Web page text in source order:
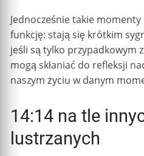
Jednocześnie takie
funkcję: stają się krótkim
jeśli są tylko przypadkowym
mogą skłaniać do refleksji
naszym życiu w danym
14:14 na tle
lustrzanych